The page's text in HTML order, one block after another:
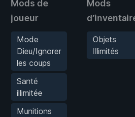
Mods de
joueur
Mode
Dieu/Ignorer
les coups
Santé
illimitée
Munitions
Mods
Objets
Illimités